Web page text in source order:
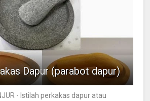
Dapur (parabot dapur)
- Istilah perkakas dapur atau